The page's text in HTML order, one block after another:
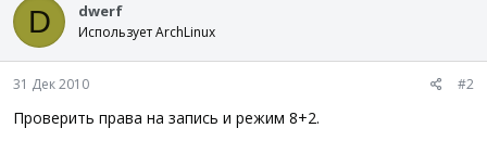
D dwerf
Использует ArchLinux
31 Дек 2010 #2
Проверить права на запись и режим 8+2.